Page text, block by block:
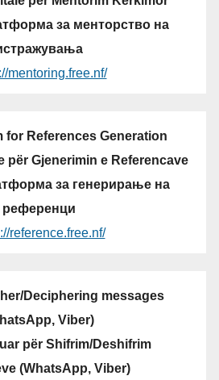
за менторство на
mentoring.free.nf/
for References Generation
për Gjenerimin e Referencave
за генерирање на
референци
reference.free.nf/
Deciphering messages
Viber)
për Shifrim/Deshifrim
(WhatsApp, Viber)